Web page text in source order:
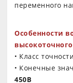
переменного
Особенности
• Класс
• Конечные
450В